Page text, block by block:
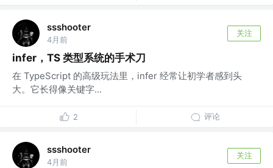
ssshooter
4月前
关注
infer，TS 类型系统的手术刀
在 TypeScript 的高级玩法里，infer 经常让初学者感到头
大。它长得像关键字...
2 评论
ssshooter
4月前
关注